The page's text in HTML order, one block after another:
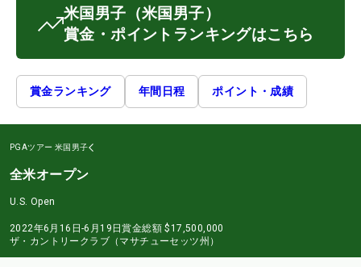
米国男子 （米国男子）
賞金・ポイントランキングはこちら
賞金ランキング 年間日程 ポイント・成績
PGAツアー 米国男子
全米オープン
U.S. Open
2022年6月16日-6月19日賞金総額 $17,500,000
ザ・カントリークラブ（マサチューセッツ州）